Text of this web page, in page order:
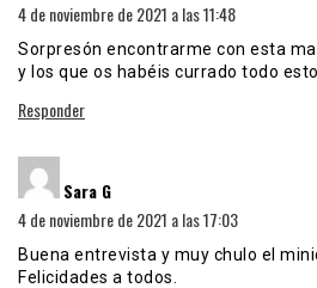
4 de noviembre de 2021 a las 11:48
Sorpresón encontrarme con esta
y los que os habéis currado todo
Responder
Sara G
4 de noviembre de 2021 a las 17:03
Buena entrevista y muy chulo el
Felicidades a todos.